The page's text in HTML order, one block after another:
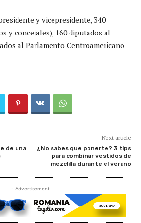
y vicepresidente, 340
y concejales), 160 diputados al
al Parlamento Centroamericano
de una
Next article
¿No sabes que ponerte? 3 tips
para combinar vestidos de
mezclilla durante el verano
- Advertisement -